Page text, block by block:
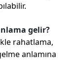
gelir?
rahatlama,
anlamına